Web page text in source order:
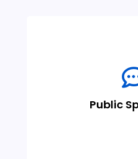
Public
Program untuk
SMA
berbicara di